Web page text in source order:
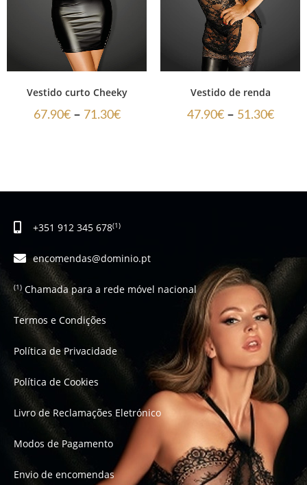
Vestido curto Cheeky
67.90€ – 71.30€
Vestido de renda
47.90€ – 51.30€
+351 912 345 678(1)
encomendas@dominio.pt
(1)Chamada para a rede móvel nacional
Termos e Condições
Política de Privacidade
Política de Cookies
Livro de Reclamações Eletrónico
Modos de Pagamento
Envio de encomendas